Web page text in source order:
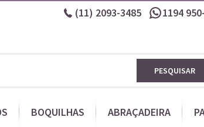
(11) 2093-3485 1194
PESQUISAR
BOQUILHAS ABRAÇADEIRA